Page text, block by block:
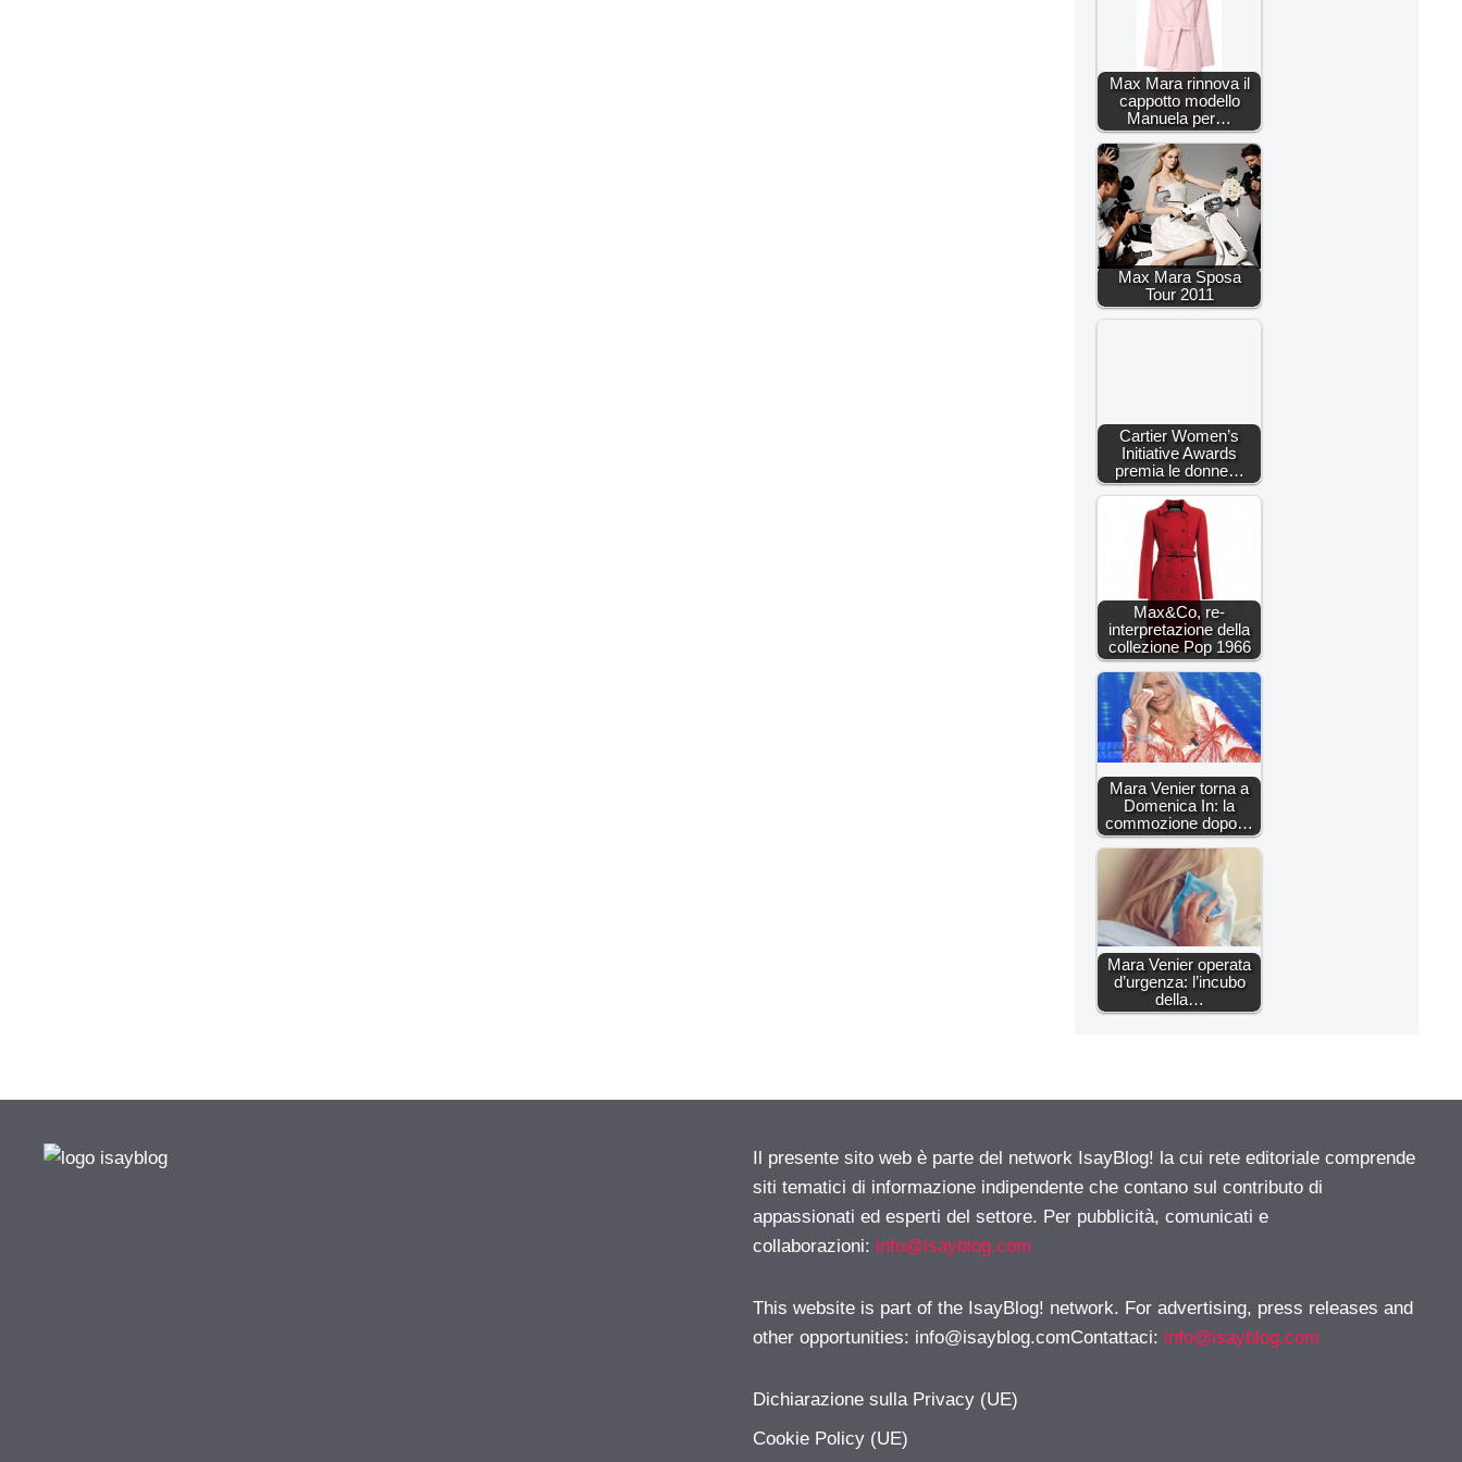
Max Mara rinnova il
cappotto modello
Manuela per…
Max Mara Sposa
Tour 2011
Cartier Women’s
Initiative Awards
premia le donne…
Max&Co, re-
interpretazione della
collezione Pop 1966
Mara Venier torna a
Domenica In: la
commozione dopo…
Mara Venier operata
d’urgenza: l’incubo
della…
Il presente sito web è parte del network IsayBlog! la cui rete editoriale comprende
siti tematici di informazione indipendente che contano sul contributo di
appassionati ed esperti del settore. Per pubblicità, comunicati e
collaborazioni: info@isayblog.com
This website is part of the IsayBlog! network. For advertising, press releases and
other opportunities: info@isayblog.comContattaci: info@isayblog.com
Dichiarazione sulla Privacy (UE)
Cookie Policy (UE)